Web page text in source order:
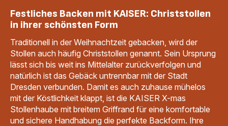
Festliches Backen mit KAISER: Christstollen
in ihrer schönsten Form
Traditionell in der Weihnachtzeit gebacken, wird der
Stollen auch häufig Christstollen genannt. Sein Ursprung
lässt sich bis weit ins Mittelalter zurückverfolgen und
natürlich ist das Gebäck untrennbar mit der Stadt
Dresden verbunden. Damit es auch zuhause mühelos
mit der Köstlichkeit klappt, ist die KAISER X-mas
Stollenhaube mit breitem Griffrand für eine komfortable
und sichere Handhabung die perfekte Backform. Ihre